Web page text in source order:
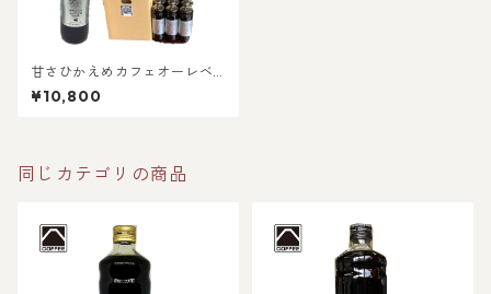
甘さひかえめカフェオーレベ
ース 600ml×12本
¥10,800
同じカテゴリの商品